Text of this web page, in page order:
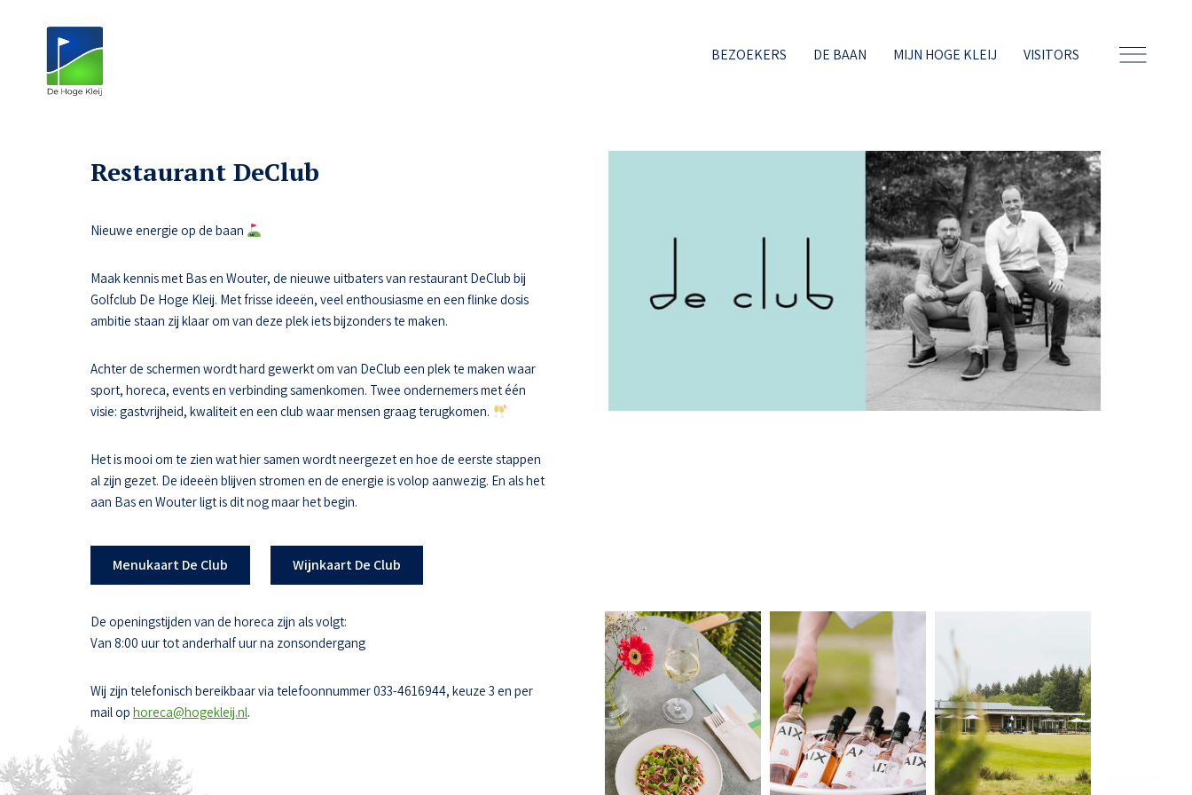
BEZOEKERS DE BAAN MIJN HOGE KLEIJ VISITORS
Restaurant DeClub
Nieuwe energie op de baan
Maak kennis met Bas en Wouter, de nieuwe uitbaters van restaurant DeClub bij
Golfclub De Hoge Kleij. Met frisse ideeën, veel enthousiasme en een flinke dosis
ambitie staan zij klaar om van deze plek iets bijzonders te maken.
Achter de schermen wordt hard gewerkt om van DeClub een plek te maken waar
sport, horeca, events en verbinding samenkomen. Twee ondernemers met één
visie: gastvrijheid, kwaliteit en een club waar mensen graag terugkomen.
Het is mooi om te zien wat hier samen wordt neergezet en hoe de eerste stappen
al zijn gezet. De ideeën blijven stromen en de energie is volop aanwezig. En als het
aan Bas en Wouter ligt is dit nog maar het begin.
Menukaart De Club Wijnkaart De Club
De openingstijden van de horeca zijn als volgt:
Van 8:00 uur tot anderhalf uur na zonsondergang
Wij zijn telefonisch bereikbaar via telefoonnummer 033-4616944, keuze 3 en per
mail op horeca@hogekleij.nl.